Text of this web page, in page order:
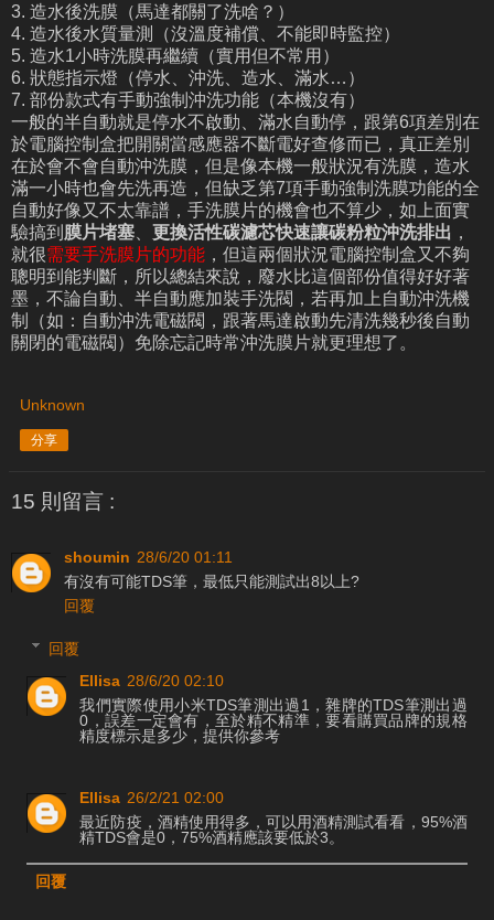
3. 造水後洗膜（馬達都關了洗啥？）
4. 造水後水質量測（沒溫度補償、不能即時監控）
5. 造水1小時洗膜再繼續（實用但不常用）
6. 狀態指示燈（停水、沖洗、造水、滿水…）
7. 部份款式有手動強制沖洗功能（本機沒有）
一般的半自動就是停水不啟動、滿水自動停，跟第6項差別在
於電腦控制盒把開關當感應器不斷電好查修而已，真正差別
在於會不會自動沖洗膜，但是像本機一般狀況有洗膜，造水
滿一小時也會先洗再造，但缺乏第7項手動強制洗膜功能的全
自動好像又不太靠譜，手洗膜片的機會也不算少，如上面實
驗搞到 膜片堵塞 更換活性碳濾芯快速讓碳粉粒沖洗排出 ，
就很需要手洗膜片的功能 ，但這兩個狀況電腦控制盒又不夠
聰明到能判斷，所以總結來說，廢水比這個部份值得好好著
墨，不論自動、半自動應加裝手洗閥，若再加上自動沖洗機
制（如：自動沖洗電磁閥，跟著馬達啟動先清洗幾秒後自動
關閉的電磁閥）免除忘記時常沖洗膜片就更理想了。
Unknown
分享
15 則留言 :
shoumin 28/6/20 01:11
有沒有可能TDS筆，最低只能測試出8以上?
回覆
回覆
Ellisa 28/6/20 02:10
我們實際使用小米TDS筆測出過1，雜牌的TDS筆測出過
0，誤差一定會有，至於精不精準，要看購買品牌的規格
精度標示是多少，提供你參考
Ellisa 26/2/21 02:00
最近防疫，酒精使用得多，可以用酒精測試看看，95%酒
精TDS會是0，75%酒精應該要低於3。
回覆